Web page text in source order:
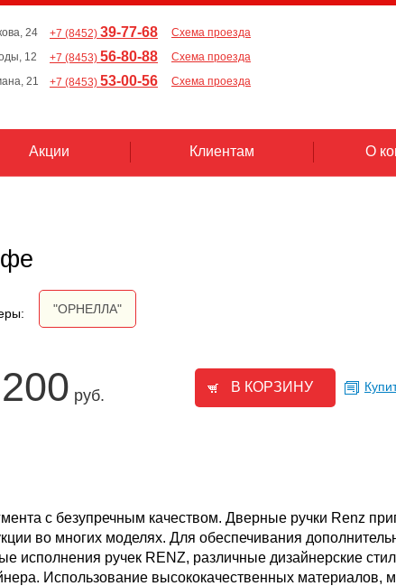
"ОРНЕЛЛА"
руб.
с безупречным качеством. Дверные ручки Renz
во многих моделях. Для обеспечивания
ручек RENZ, различные дизайнерские
Использование высококачественных материалов,
24 +7 (8452) 39-77-68
Схема проезда
12
+7 (8453) 56-80-88
Схема проезда
21
+7 (8453) 53-00-56 Схема проезда
Акции Клиентам О